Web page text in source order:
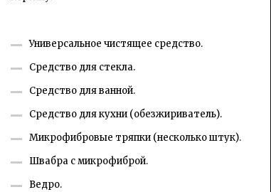
Универсальное чистящее средство.
Средство для стекла.
Средство для ванной.
Средство для кухни (обезжириватель).
Микрофибровые тряпки (несколько штук).
Швабра с микрофиброй.
Ведро.